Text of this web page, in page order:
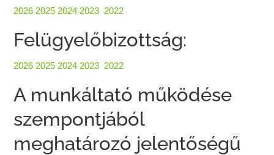
2026 2025 2024 2023 2022
Felügyelőbizottság:
2026 2025 2024 2023 2022
A munkáltató működése
szempontjából
meghatározó jelentőségű